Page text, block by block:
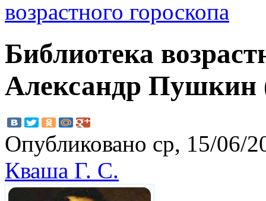
возрастного гороскопа
Библиотека
Александр Пушкин
Опубликовано ср, 15/06/
Кваша Г. С.